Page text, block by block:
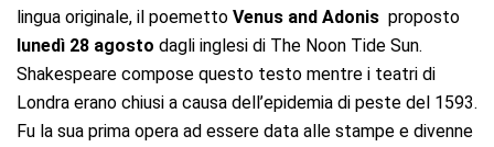
lingua originale, il poemetto Venus and Adonis proposto
lunedì 28 agosto dagli inglesi di The Noon Tide Sun.
Shakespeare compose questo testo mentre i teatri di
Londra erano chiusi a causa dell’epidemia di peste del 1593.
Fu la sua prima opera ad essere data alle stampe e divenne